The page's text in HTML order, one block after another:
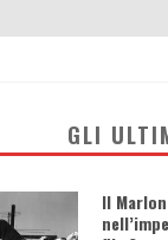
GLI
Il